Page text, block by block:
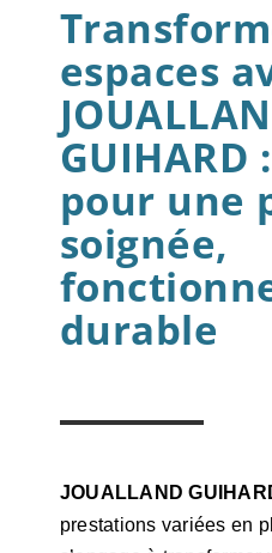
espaces
GUIHARD
pour une
soignée,
durable
JOUALLAND
prestations variées en